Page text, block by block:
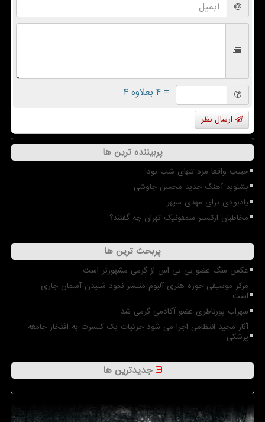
= ۴ بعلاوه ۴
ارسال نظر
پربیننده ترین ها
حبیب واقعا مرد تنهای شب بود!
بشنوید آهنگ جدید محسن چاوشی
یادبودی برای مهدی سپهر
مخاطبان ارکستر سمفونیک تهران چه گفتند؟
پربحث ترین ها
عکس سگ عضو بی تی اس از گرمی مشهورتر است
مرکز موسیقی حوزه هنری آلبوم منتشر نمود شنیدن آسمان جاری
است
سهراب پورناظری عضو آکادمی گرمی شد
آثار مجید انتظامی اجرا می شود جزئیات یک کنسرت به افتخار جامعه
پزشکی
جدیدترین ها